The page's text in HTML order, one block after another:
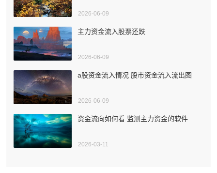
2026-06-09
主力资金流入股票还跌
2026-06-09
a股资金流入情况 股市资金流入流出图
2026-06-09
资金流向如何看 监测主力资金的软件
2026-03-11